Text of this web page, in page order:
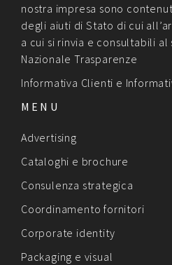
nostra impresa sono
degli aiuti di Stato di cui
a cui si rinvia e consultabili
Nazionale Trasparenze
Informativa Clienti e
MENU
Advertising
Cataloghi e brochure
Consulenza strategica
Coordinamento fornitori
Corporate identity
Packaging e visual